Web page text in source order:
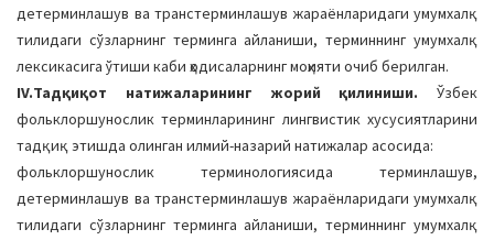
детерминлашув ва транстерминлашув жараёнларидаги умумхалқ
тилидаги сўзларнинг терминга айланиши, терминнинг умумхалқ
лексикасига ўтиши каби ҳодисаларнинг моҳияти очиб берилган.
IV.Тадқиқот натижаларининг жорий қилиниши. Ўзбек
фольклоршунослик терминларининг лингвистик хусусиятларини
тадқиқ этишда олинган илмий-назарий натижалар асосида:
фольклоршунослик терминологиясида терминлашув,
детерминлашув ва транстерминлашув жараёнларидаги умумхалқ
тилидаги сўзларнинг терминга айланиши, терминнинг умумхалқ